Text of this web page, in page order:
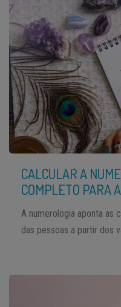
CALCULAR A
COMPLETO PARA
A numerologia aponta as
das pessoas a partir dos